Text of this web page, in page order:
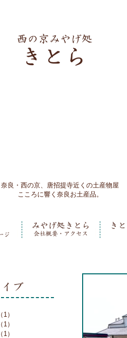
奈良・西の京、唐招提寺近くの土産物屋
こころに響く奈良お土産品。
（1）
（1）
（1）